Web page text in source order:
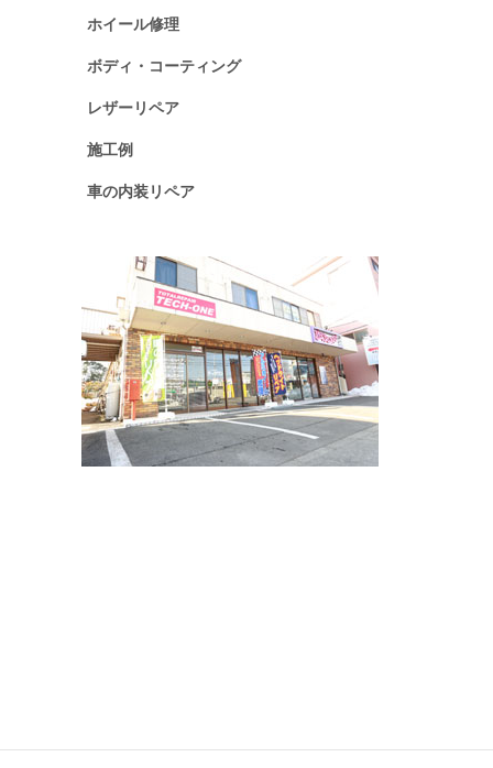
ホイール修理
ボディ・コーティング
レザーリペア
施工例
車の内装リペア